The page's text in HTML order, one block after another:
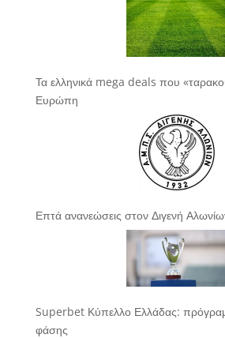
Τα ελληνικά mega deals που
Ευρώπη
Επτά ανανεώσεις στον Διγενή
Superbet Κύπελλο Ελλάδας:
φάσης